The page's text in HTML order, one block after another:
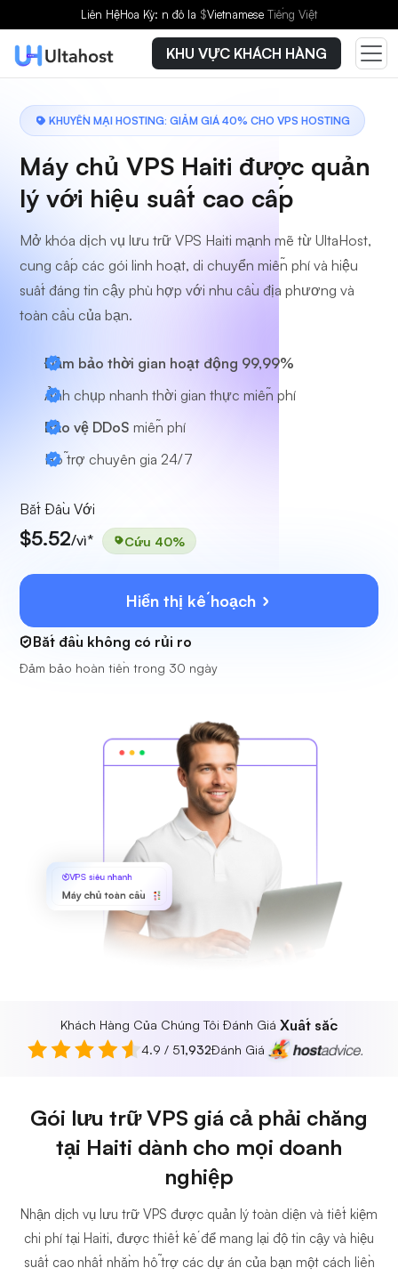
Liên HệHoa Kỳ: n đô la $Vietnamese Tiếng Việt
KHU VỰC KHÁCH HÀNG
KHUYẾN MẠI HOSTING: GIẢM GIÁ 40% CHO VPS HOSTING
Máy chủ VPS Haiti được quản
lý với hiệu suất cao cấp
Mở khóa dịch vụ lưu trữ VPS Haiti mạnh mẽ từ UltaHost,
cung cấp các gói linh hoạt, di chuyển miễn phí và hiệu
suất đáng tin cậy phù hợp với nhu cầu địa phương và
toàn cầu của bạn.
Đảm bảo thời gian hoạt động 99,99%
Ảnh chụp nhanh thời gian thực miễn phí
Bảo vệ DDoS miễn phí
Hỗ trợ chuyên gia 24/7
Bắt Đầu Với
$5.52/vì* Cứu 40%
Hiển thị kế hoạch
Bắt đầu không có rủi ro
Đảm bảo hoàn tiền trong 30 ngày
VPS siêu nhanh
Máy chủ toàn cầu
Khách Hàng Của Chúng Tôi Đánh Giá Xuất sắc
4.9 / 51,932Đánh Giá
Gói lưu trữ VPS giá cả phải chăng
tại Haiti dành cho mọi doanh
nghiệp
Nhận dịch vụ lưu trữ VPS được quản lý toàn diện và tiết kiệm
chi phí tại Haiti, được thiết kế để mang lại độ tin cậy và hiệu
suất cao nhất nhằm hỗ trợ các dự án của bạn một cách liền